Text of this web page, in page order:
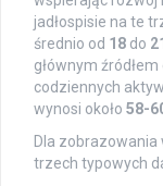
jadłospisie na te
średnio od 18 do
głównym
codziennych
wynosi około 58-
Dla zobrazowania
trzech typowych